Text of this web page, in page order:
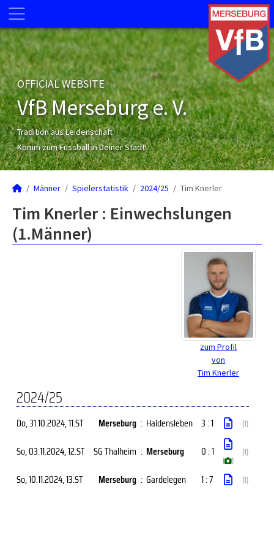
OFFICIAL WEBSITE
VfB Merseburg e. V.
Tradition aus Leidenschaft
Komm zum Fussball in Deiner Stadt!
Männer Spielerstatistik 2024/25 Tim Knerler
Tim Knerler : Einwechslungen
(1.Männer)
zum Profil
von
Tim Knerler
2024/25
Do, 31.10.2024, 11.ST Merseburg : Haldensleben 3 : 1 (1)
So, 03.11.2024, 12.ST SG Thalheim : Merseburg 0 : 1
( )
(1)
So, 10.11.2024, 13.ST Merseburg : Gardelegen 1 : 7 (1)